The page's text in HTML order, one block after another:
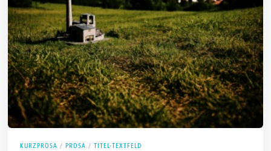
KURZPROSA / PROSA / TITEL-TEXTFELD